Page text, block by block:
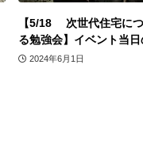
【5/18 次世代住宅につ
る勉強会】イベント当
2024年6月1日